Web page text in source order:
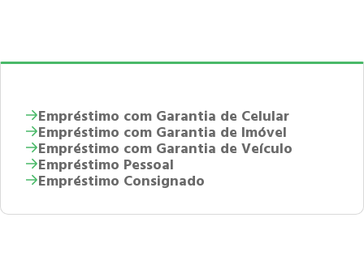
Empréstimo com Garantia de Celular
Empréstimo com Garantia de Imóvel
Empréstimo com Garantia de Veículo
Empréstimo Pessoal
Empréstimo Consignado